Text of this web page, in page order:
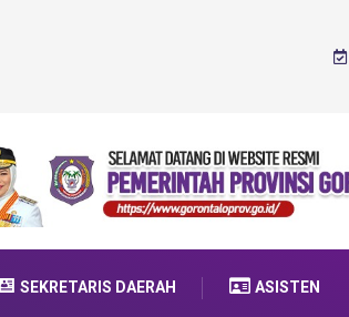
SEKRETARIS DAERAH ASISTEN